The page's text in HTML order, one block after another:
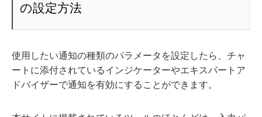
の設定方法
使用したい通知の種類のパラメータを設定したら、チャ
ートに添付されているインジケーターやエキスパートア
ドバイザーで通知を有効にすることができます。